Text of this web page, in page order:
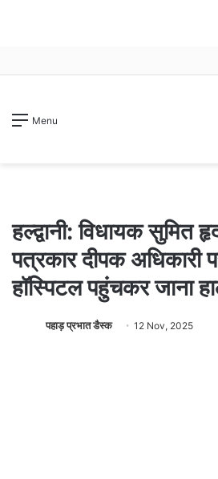
Menu
हल्द्वानी: विधायक सुमित
पत्रकार दीपक अधिकारी
हॉस्पिटल पहुंचकर जाना
पहाड़ प्रभात डैस्क 12 Nov, 2025